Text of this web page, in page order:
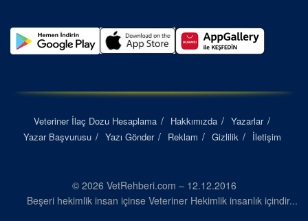
Veteriner İlaç Dozu Hesaplama Hakkımızda
Yazarlar
Yazar Başvurusu
Yazı Gönder Reklam Gizlilik İletişim
© 2026 VetRehberi.com – 12.12.2016
Beşeri hekimlik insan içinse Veteriner Hekimlik insanlık içindir...